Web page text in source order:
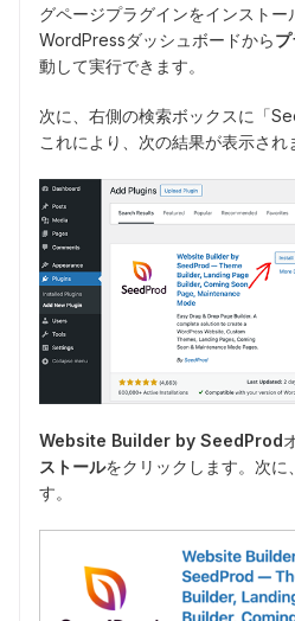
グページプラグインをインストー
WordPressダッシュボードから
動して実行できます。
次に、右側の検索ボックスに「
これにより、次の結果が表示され
Website Builder by SeedProd
ストールをクリックします。次に、
す。